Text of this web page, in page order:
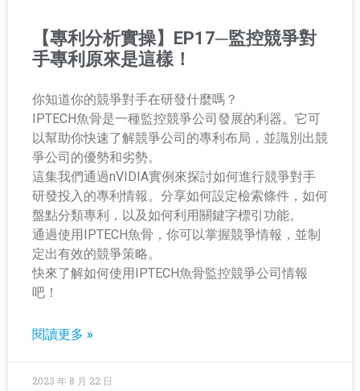
【專利分析實操】EP17─監控競爭對
手專利原來是這樣！
你知道你的競爭對手在研發什麼嗎？
IPTECH魚骨是一種監控競爭公司發展的利器。它可
以幫助你快速了解競爭公司的專利布局，並識別出競
爭公司的優勢和劣勢。
這集我們通過nVIDIA實例來探討如何進行競爭對手
研發投入的專利情報。分享如何設定檢索條件，如何
盤點分類專利，以及如何利用關鍵字標引功能。
通過使用IPTECH魚骨，你可以掌握競爭情報，並制
定出有效的競爭策略。
快來了解如何使用IPTECH魚骨監控競爭公司情報
吧！
閱讀更多 »
2023 年 8 月 22 日